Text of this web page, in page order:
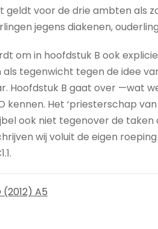
geldt voor de drie ambten als
jegens diakenen,
om in hoofdstuk B ook
tegenwicht tegen de idee
Hoofdstuk B gaat over —wat
kennen. Het ‘priesterschap
ook niet tegenover de taken
wij voluit de eigen
A5